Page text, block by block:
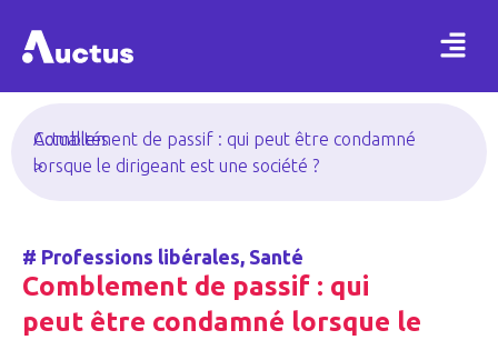
Actualités
>
Comblement de passif : qui peut être condamné
lorsque le dirigeant est une société ?
# Professions libérales, Santé
Comblement de passif : qui
peut être condamné lorsque le